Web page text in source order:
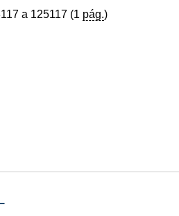
a 125117 (1 pág.)